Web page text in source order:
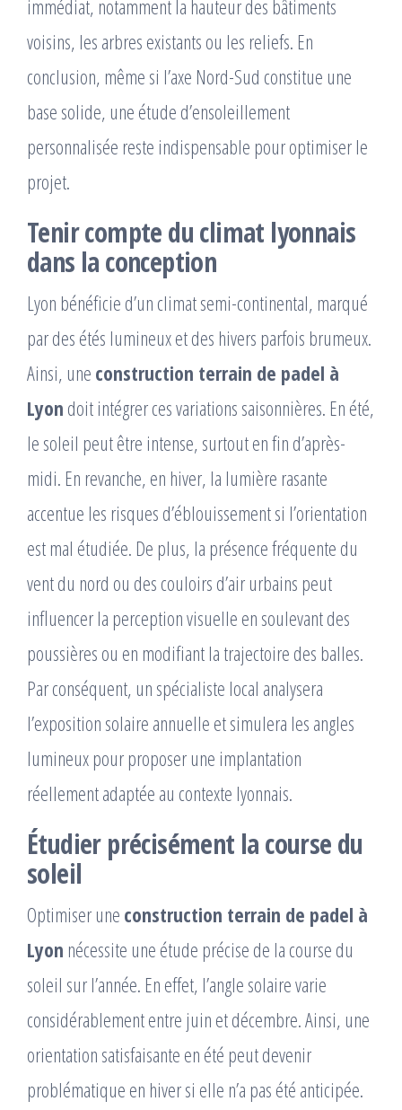
immédiat, notamment la hauteur des bâtiments
voisins, les arbres existants ou les reliefs. En
conclusion, même si l’axe Nord-Sud constitue une
base solide, une étude d’ensoleillement
personnalisée reste indispensable pour optimiser le
projet.
Tenir compte du climat lyonnais
dans la conception
Lyon bénéficie d’un climat semi-continental, marqué
par des étés lumineux et des hivers parfois brumeux.
Ainsi, une construction terrain de padel à
Lyon doit intégrer ces variations saisonnières. En été,
le soleil peut être intense, surtout en fin d’après-
midi. En revanche, en hiver, la lumière rasante
accentue les risques d’éblouissement si l’orientation
est mal étudiée. De plus, la présence fréquente du
vent du nord ou des couloirs d’air urbains peut
influencer la perception visuelle en soulevant des
poussières ou en modifiant la trajectoire des balles.
Par conséquent, un spécialiste local analysera
l’exposition solaire annuelle et simulera les angles
lumineux pour proposer une implantation
réellement adaptée au contexte lyonnais.
Étudier précisément la course du
soleil
Optimiser une construction terrain de padel à
Lyon nécessite une étude précise de la course du
soleil sur l’année. En effet, l’angle solaire varie
considérablement entre juin et décembre. Ainsi, une
orientation satisfaisante en été peut devenir
problématique en hiver si elle n’a pas été anticipée.